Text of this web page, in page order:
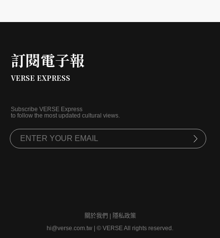
訂閱電子報
VERSE EXPRESS
Subscribe VERSE Express
to follow the most updated cultural views.
關於我們
隱私政策
hi@verse.com.tw
© VERSE All rights reserved.